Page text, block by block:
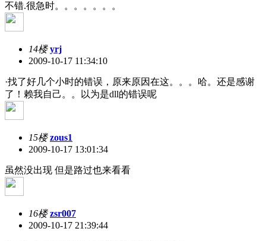
不错.很急时。。。。。。。
14楼 yrj
2009-10-17 11:34:10
·找了好几个小时的错误，原来原因在这。。。哈。还是感谢
了！赖我自己。。以为是dll的错误呢
15楼 zous1
2009-10-17 13:01:34
虽然没出现 但是路过也来看看
16楼 zsr007
2009-10-17 21:39:44